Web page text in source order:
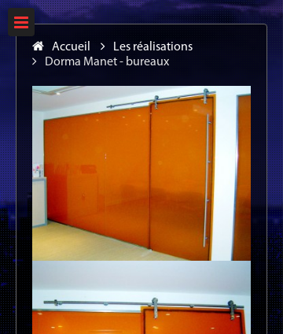
Accueil
Les réalisations
Dorma Manet - bureaux